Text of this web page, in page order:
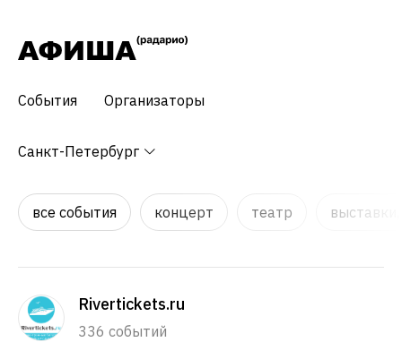
События Организаторы
Санкт-Петербург
все события концерт театр
Rivertickets.ru
336 событий